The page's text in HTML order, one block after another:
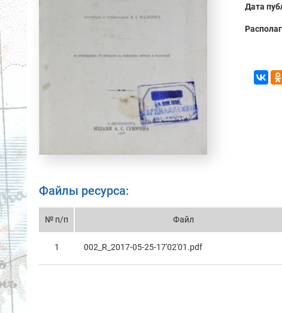
Дата
Файлы ресурса:
№ п/п Файл
1 002_R_2017-05-25-17'02'01.pdf